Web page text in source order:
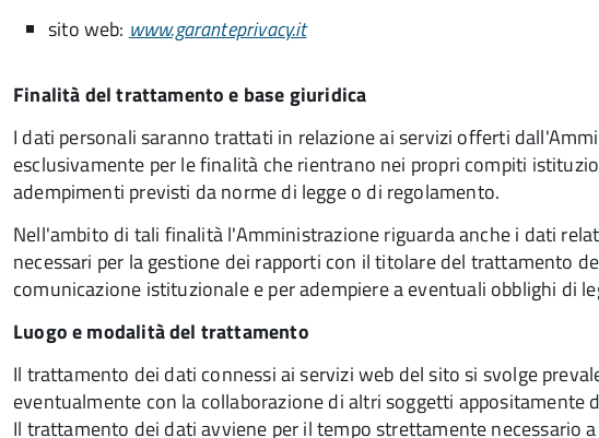
sito web: www.garanteprivacy.it
Finalità del trattamento e base giuridica
I dati personali saranno trattati in relazione ai servizi offerti
esclusivamente per le finalità che rientrano nei propri compiti
adempimenti previsti da norme di legge o di regolamento.
Nell'ambito di tali finalità l'Amministrazione riguarda anche i dati
necessari per la gestione dei rapporti con il titolare del trattamento
comunicazione istituzionale e per adempiere a eventuali obblighi di
Luogo e modalità del trattamento
Il trattamento dei dati connessi ai servizi web del sito si svolge
eventualmente con la collaborazione di altri soggetti appositamente
Il trattamento dei dati avviene per il tempo strettamente necessario